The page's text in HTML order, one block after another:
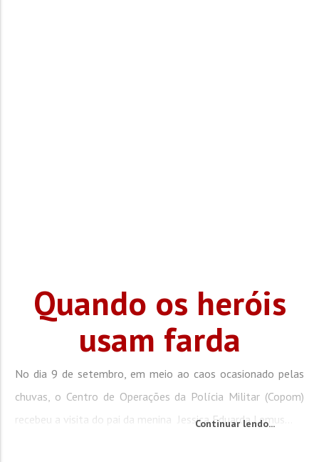
Quando os heróis
usam farda
No dia 9 de setembro, em meio ao caos ocasionado pelas
chuvas, o Centro de Operações da Polícia Militar (Copom)
recebeu a visita do pai da menina Jessica Eduarda Lemus...
Continuar lendo...